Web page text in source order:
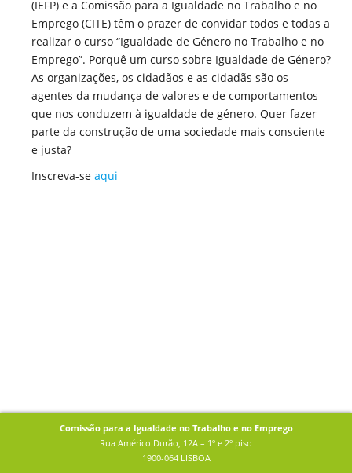
(IEFP) e a Comissão para a Igualdade no Trabalho e no
Emprego (CITE) têm o prazer de convidar todos e todas a
realizar o curso “Igualdade de Género no Trabalho e no
Emprego”. Porquê um curso sobre Igualdade de Género?
As organizações, os cidadãos e as cidadãs são os
agentes da mudança de valores e de comportamentos
que nos conduzem à igualdade de género. Quer fazer
parte da construção de uma sociedade mais consciente
e justa?
Inscreva-se aqui
Comissão para a Igualdade no Trabalho e no Emprego
Rua Américo Durão, 12A – 1º e 2º piso
1900-064 LISBOA